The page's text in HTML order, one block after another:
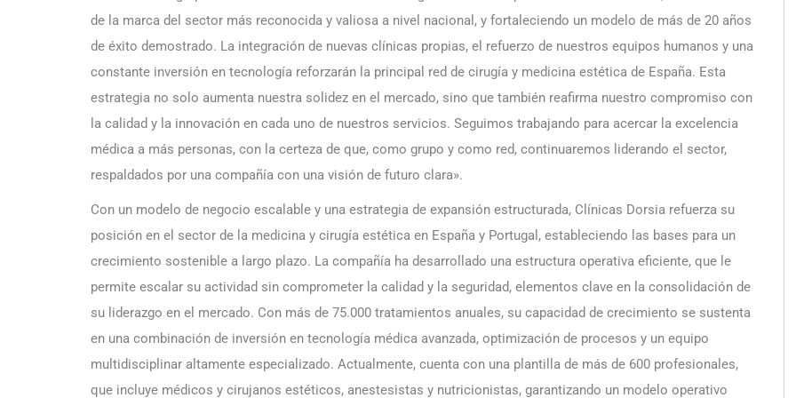
de la marca del sector más reconocida y valiosa a nivel nacional, y fortaleciendo un modelo de más de 20 años
de éxito demostrado. La integración de nuevas clínicas propias, el refuerzo de nuestros equipos humanos y una
constante inversión en tecnología reforzarán la principal red de cirugía y medicina estética de España. Esta
estrategia no solo aumenta nuestra solidez en el mercado, sino que también reafirma nuestro compromiso con
la calidad y la innovación en cada uno de nuestros servicios. Seguimos trabajando para acercar la excelencia
médica a más personas, con la certeza de que, como grupo y como red, continuaremos liderando el sector,
respaldados por una compañía con una visión de futuro clara».
Con un modelo de negocio escalable y una estrategia de expansión estructurada, Clínicas Dorsia refuerza su
posición en el sector de la medicina y cirugía estética en España y Portugal, estableciendo las bases para un
crecimiento sostenible a largo plazo. La compañía ha desarrollado una estructura operativa eficiente, que le
permite escalar su actividad sin comprometer la calidad y la seguridad, elementos clave en la consolidación de
su liderazgo en el mercado. Con más de 75.000 tratamientos anuales, su capacidad de crecimiento se sustenta
en una combinación de inversión en tecnología médica avanzada, optimización de procesos y un equipo
multidisciplinar altamente especializado. Actualmente, cuenta con una plantilla de más de 600 profesionales,
que incluye médicos y cirujanos estéticos, anestesistas y nutricionistas, garantizando un modelo operativo